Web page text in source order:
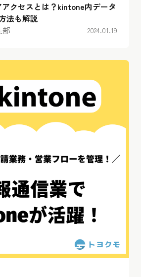
クセスとは？kintone内データ
法も解説
部
2024.01.19